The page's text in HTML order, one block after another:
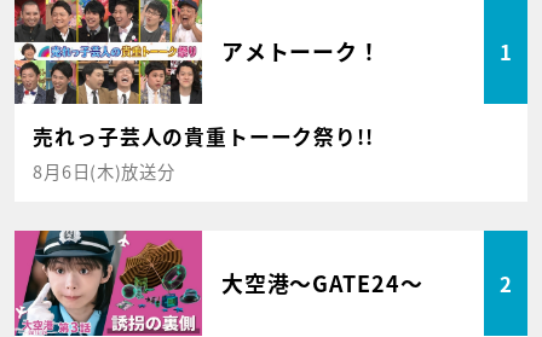
アメトーーク！ 1
売れっ子芸人の貴重トーーク祭り!!
8月6日(木)放送分
大空港～GATE24～ 2